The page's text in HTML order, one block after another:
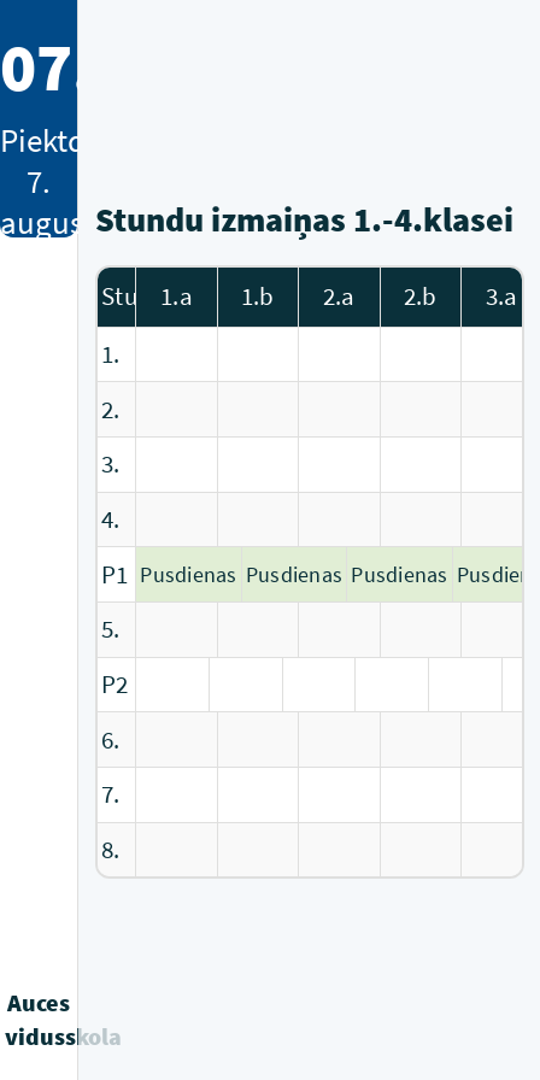
07.48
Piektdiena
7.
augusts
Auces
vidusskola
Pusdienas
Stundu izmaiņas 1.-4.klasei
Stundas
1.a 1.b 2.a 2.b
3.a
1.
2.
3.
4.
P1 Pusdienas Pusdienas Pusdienas
5.
P2
6.
7.
8.